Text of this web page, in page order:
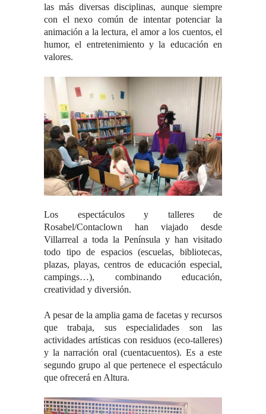
las más diversas disciplinas, aunque siempre
con el nexo común de intentar potenciar la
animación a la lectura, el amor a los cuentos, el
humor, el entretenimiento y la educación en
valores.
Los espectáculos y talleres de
Rosabel/Contaclown han viajado desde
Villarreal a toda la Península y han visitado
todo tipo de espacios (escuelas, bibliotecas,
plazas, playas, centros de educación especial,
campings…), combinando educación,
creatividad y diversión.
A pesar de la amplia gama de facetas y recursos
que trabaja, sus especialidades son las
actividades artísticas con residuos (eco-talleres)
y la narración oral (cuentacuentos). Es a este
segundo grupo al que pertenece el espectáculo
que ofrecerá en Altura.